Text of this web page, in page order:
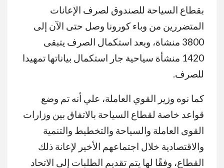
بقطاع السياحة للصندوق لصرف الإعانات
المتضررين من وباء كورونا وصل حتى الآن إلى
3800 منشاة، وبعد استكمال الصرف يتبقى
1420 منشأة سياحية جار استكمال بياناتها تمهيدا
للصرف.
كما نوه وزير القوي العاملة، علي أنه تم وضع
قواعد خاصة لقطاع السياحة بالاتفاق بين وزارات
القوى العاملة والسياحة والتخطيط والتنمية
والاقتصادية خلال اجتماعهم الأخير لإعانة ذلك
القطاع، وفقًا لها يتم تقديم الطلبات إلى الاتحاد